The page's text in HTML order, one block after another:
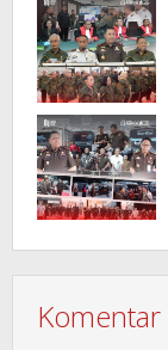
Komentar